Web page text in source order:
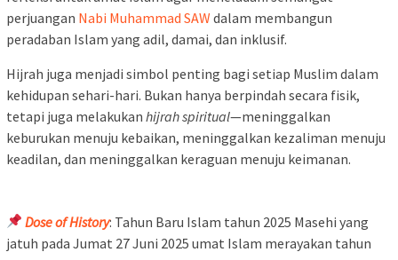
perjuangan Nabi Muhammad SAW dalam membangun
peradaban Islam yang adil, damai, dan inklusif.
Hijrah juga menjadi simbol penting bagi setiap Muslim dalam
kehidupan sehari-hari. Bukan hanya berpindah secara fisik,
tetapi juga melakukan hijrah spiritual—meninggalkan
keburukan menuju kebaikan, meninggalkan kezaliman menuju
keadilan, dan meninggalkan keraguan menuju keimanan.
Dose of History: Tahun Baru Islam tahun 2025 Masehi yang
jatuh pada Jumat 27 Juni 2025 umat Islam merayakan tahun